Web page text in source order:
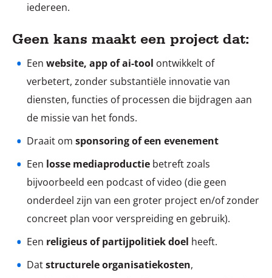
iedereen.
Geen kans maakt een project dat:
Een website, app of ai-tool ontwikkelt of
verbetert, zonder substantiële innovatie van
diensten, functies of processen die bijdragen aan
de missie van het fonds.
Draait om sponsoring of een evenement
Een losse mediaproductie betreft zoals
bijvoorbeeld een podcast of video (die geen
onderdeel zijn van een groter project en/of zonder
concreet plan voor verspreiding en gebruik).
Een religieus of partijpolitiek doel heeft.
Datstructurele organisatiekosten,